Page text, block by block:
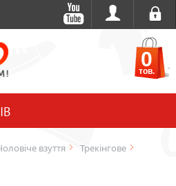
0
тов.
взуття
Трекінгове